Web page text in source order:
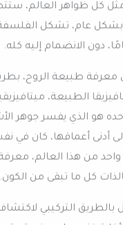
كل ظواهر العالم،
بشكل عام، تشكل
دون الانضمام إليه كله.
طبيعة الروح،
الطبيعة،
هو الذي يفسر جوهر
أدنى أعماقها، كان في
من هذا العالم،
كل ما تبقى من الكون.
التركيبي